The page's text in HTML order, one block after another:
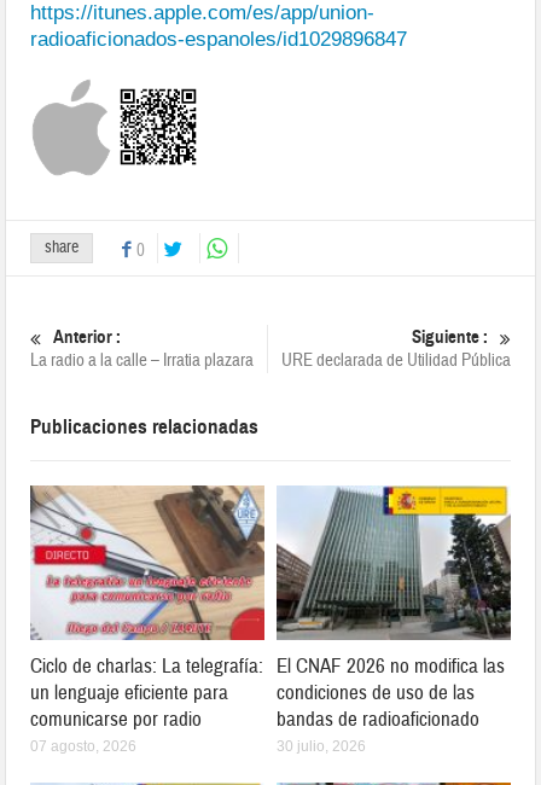
https://itunes.apple.com/es/app/union-
radioaficionados-espanoles/id1029896847
share 0
Anterior :
La radio a la calle – Irratia plazara
Siguiente :
URE declarada de Utilidad Pública
Publicaciones relacionadas
Ciclo de charlas: La telegrafía:
un lenguaje eficiente para
comunicarse por radio
07 agosto, 2026
El CNAF 2026 no modifica las
condiciones de uso de las
bandas de radioaficionado
30 julio, 2026